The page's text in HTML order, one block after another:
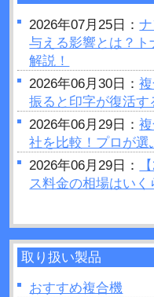
2026年07月25日：
与える影響とは？
解説！
2026年06月30日：
振ると印字が復活す
2026年06月29日：
社を比較！プロが選
2026年06月29日：
ス料金の相場はい
2026年06月28日：
るのはなぜ？原因
2026年06月26日：
を行う場合のポイン
取り扱い製品
おすすめ複合機